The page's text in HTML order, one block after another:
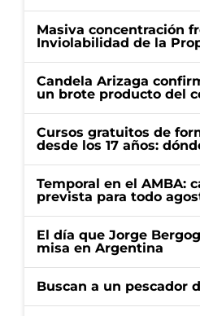
Masiva concentración
Inviolabilidad de la
Candela Arizaga
un brote producto del
Cursos gratuitos de
desde los 17 años:
Temporal en el AMBA:
prevista para todo
El día que Jorge
misa en Argentina
Buscan a un pescador